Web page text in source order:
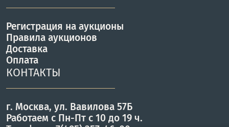
Регистрация на аукционы
Правила аукционов
Доставка
Оплата
КОНТАКТЫ
г. Москва, ул. Вавилова 57Б
Работаем с Пн-Пт с 10 до 19 ч.